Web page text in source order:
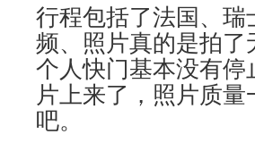
行程包括了法国、
频、照片真的是拍了
个人快门基本没有
片上来了，照片质
吧。